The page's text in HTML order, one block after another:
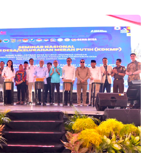
Perkuat Sinergi Percepatan